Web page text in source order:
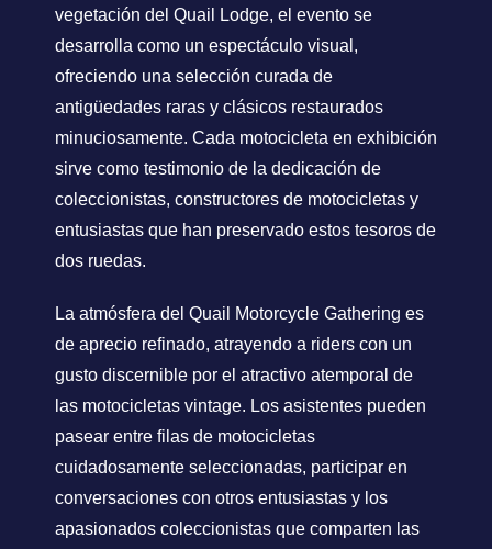
vegetación del Quail Lodge, el evento se
desarrolla como un espectáculo visual,
ofreciendo una selección curada de
antigüedades raras y clásicos restaurados
minuciosamente. Cada motocicleta en exhibición
sirve como testimonio de la dedicación de
coleccionistas, constructores de motocicletas y
entusiastas que han preservado estos tesoros de
dos ruedas.
La atmósfera del Quail Motorcycle Gathering es
de aprecio refinado, atrayendo a riders con un
gusto discernible por el atractivo atemporal de
las motocicletas vintage. Los asistentes pueden
pasear entre filas de motocicletas
cuidadosamente seleccionadas, participar en
conversaciones con otros entusiastas y los
apasionados coleccionistas que comparten las